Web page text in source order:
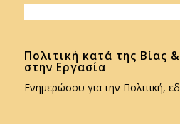
Πολιτική κατά της Βίας
στην Εργασία
Ενημερώσου για την Πολιτική,